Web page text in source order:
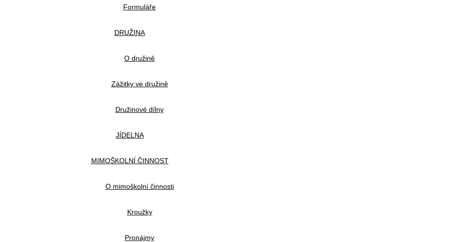
Formuláře
DRUŽINA
O družině
Zážitky ve družině
Družinové dílny
JÍDELNA
MIMOŠKOLNÍ ČINNOST
O mimoškolní činnosti
Kroužky
Pronájmy